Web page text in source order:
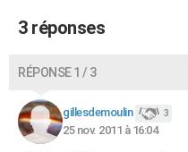
S'inscrire
Se connecter
Lycées
Collèges
Primaires
Universités
Entreprises
Service militaire
Avis de recherche
AVIS DE DÉCÈS
FORUM
Bricolage
Lifestyle
Culture
Sport
Auto
Television
Voyage
Cinema
3 réponses
RÉPONSE 1 / 3
gillesdemoulin 3
25 nov. 2011 à 16:04